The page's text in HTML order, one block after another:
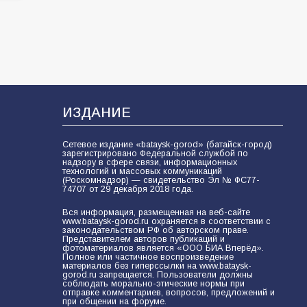
ИЗДАНИЕ
Сетевое издание «bataysk-gorod» (батайск-город)
зарегистрировано Федеральной службой по
надзору в сфере связи, информационных
технологий и массовых коммуникаций
(Роскомнадзор) — свидетельство Эл № ФС77-
74707 от 29 декабря 2018 года.
Вся информация, размещенная на веб-сайте
www.bataysk-gorod.ru охраняется в соответствии с
законодательством РФ об авторском праве.
Представителем авторов публикаций и
фотоматериалов является «ООО БИА Вперёд».
Полное или частичное воспроизведение
материалов без гиперссылки на www.bataysk-
gorod.ru запрещается. Пользователи должны
соблюдать морально-этические нормы при
отправке комментариев, вопросов, предложений и
при общении на форуме.